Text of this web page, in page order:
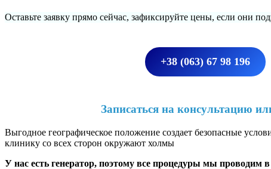
Оставьте заявку прямо сейчас, зафиксируйте цены, если они
+38 (063) 67 98 196
Записаться на консультацию
Выгодное географическое положение создает безопасные
клинику со всех сторон окружают холмы
У нас есть генератор, поэтому все процедуры мы проводим